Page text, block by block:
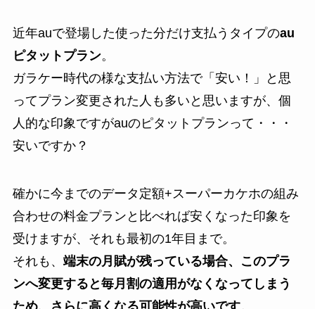
近年auで登場した使った分だけ支払うタイプのau
ピタットプラン。
ガラケー時代の様な支払い方法で「安い！」と思
ってプラン変更された人も多いと思いますが、個
人的な印象ですがauのピタットプランって・・・
安いですか？
確かに今までのデータ定額+スーパーカケホの組み
合わせの料金プランと比べれば安くなった印象を
受けますが、それも最初の1年目まで。
それも、 端末の月賦が残っている場合、このプラ
ンへ変更すると毎月割の適用がなくなってしまう